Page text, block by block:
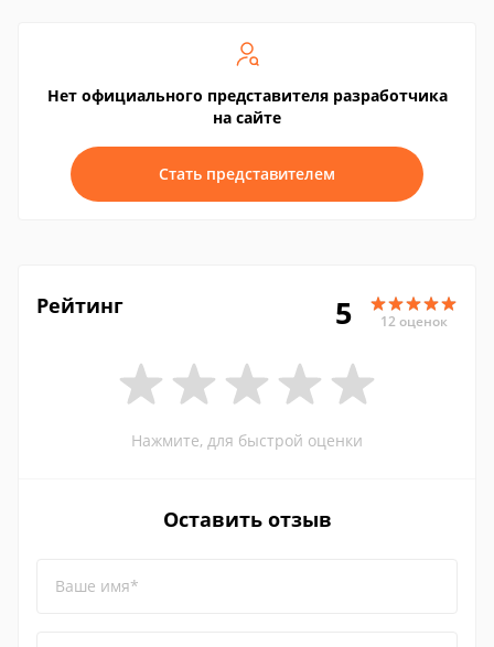
Нет официального представителя разработчика
на сайте
Стать представителем
Рейтинг 5 12 оценок
Нажмите, для быстрой оценки
Оставить отзыв
Ваше имя*